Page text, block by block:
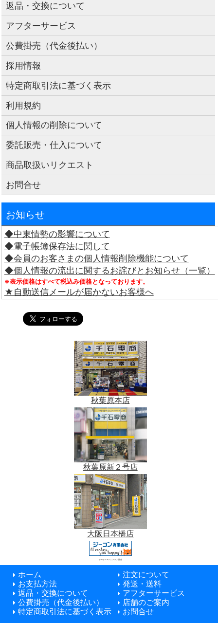
返品・交換について
アフターサービス
公費掛売（代金後払い）
採用情報
特定商取引法に基づく表示
利用規約
個人情報の削除について
委託販売・仕入について
商品取扱いリクエスト
お問合せ
お知らせ
◆中東情勢の影響について
◆電子帳簿保存法に関して
◆会員のお客さまの個人情報削除機能について
◆個人情報の流出に関するお詫びとお知らせ（一覧）
※表示価格はすべて税込み価格となっております。
★自動送信メールが届かないお客様へ
秋葉原本店
秋葉原新２号店
大阪日本橋店
データベースシステム開発
ホーム
注文について
お支払方法
発送・送料
返品・交換について
アフターサービス
公費掛売（代金後払い）
店舗のご案内
特定商取引法に基づく表示
お問合せ